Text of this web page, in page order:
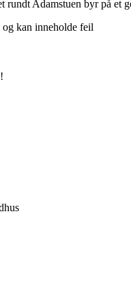
rundt Adamstuen byr på et
kan inneholde feil